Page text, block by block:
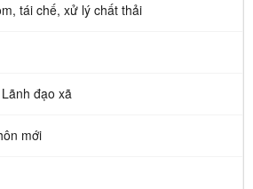
tái chế, xử lý chất thải
đạo xã
mới